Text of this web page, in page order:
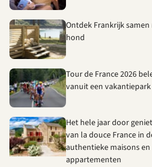
Ontdek Frankrijk samen
hond
Tour de France 2026
vanuit een vakantiepark
Het hele jaar door
van la douce France in
authentieke maisons en
appartementen